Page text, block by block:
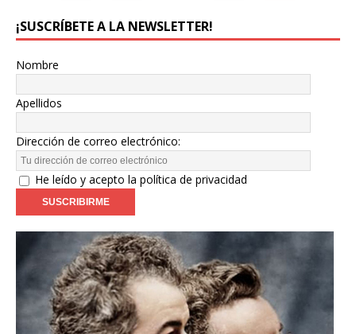
¡SUSCRÍBETE A LA NEWSLETTER!
Nombre
Apellidos
Dirección de correo electrónico:
He leído y acepto la política de privacidad